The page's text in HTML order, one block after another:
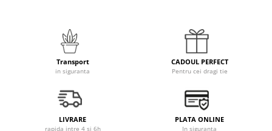
Transport
in siguranta
CADOUL PERFECT
Pentru cei dragi tie
LIVRARE
rapida intre 4 si 6h
PLATA ONLINE
In siguranta